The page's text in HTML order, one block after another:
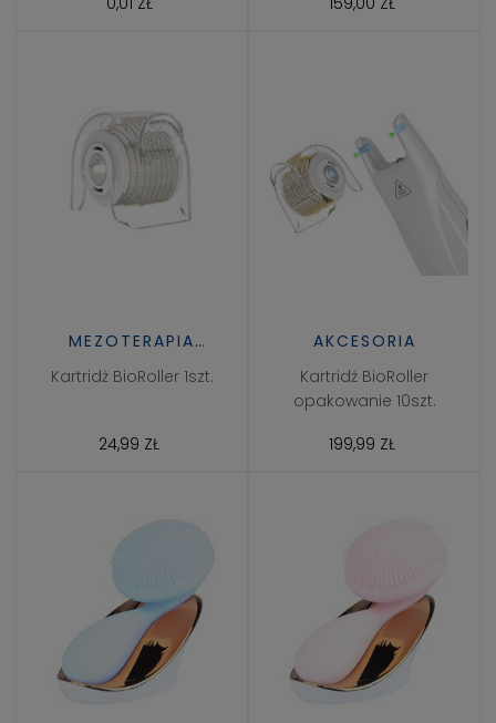
MEZOTERAPIA
MIKROIGŁOWA
Kartridż BioRoller 1szt.
24,99 ZŁ
AKCESORIA
Kartridż BioRoller
opakowanie 10szt.
199,99 ZŁ